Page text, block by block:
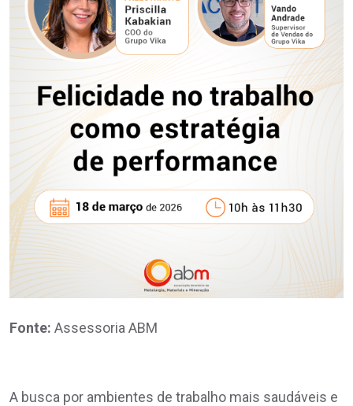
Fonte: Assessoria ABM
A busca por ambientes de trabalho mais saudáveis e